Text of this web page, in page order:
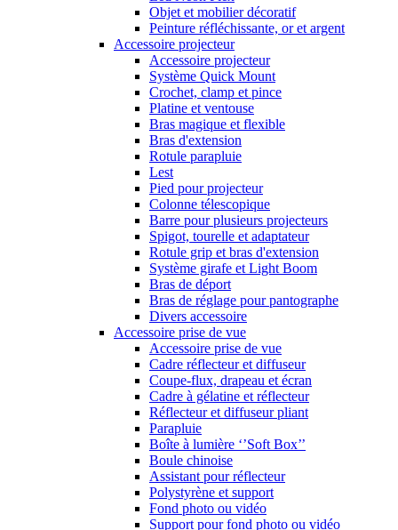
Objet et mobilier décoratif
Peinture réfléchissante, or et argent
Accessoire projecteur
Accessoire projecteur
Système Quick Mount
Crochet, clamp et pince
Platine et ventouse
Bras magique et flexible
Bras d'extension
Rotule parapluie
Lest
Pied pour projecteur
Colonne télescopique
Barre pour plusieurs projecteurs
Spigot, tourelle et adaptateur
Rotule grip et bras d'extension
Système girafe et Light Boom
Bras de déport
Bras de réglage pour pantographe
Divers accessoire
Accessoire prise de vue
Accessoire prise de vue
Cadre réflecteur et diffuseur
Coupe-flux, drapeau et écran
Cadre à gélatine et réflecteur
Réflecteur et diffuseur pliant
Parapluie
Boîte à lumière ‘’Soft Box’’
Boule chinoise
Assistant pour réflecteur
Polystyrène et support
Fond photo ou vidéo
Support pour fond photo ou vidéo